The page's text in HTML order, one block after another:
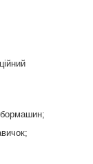
бормашин;